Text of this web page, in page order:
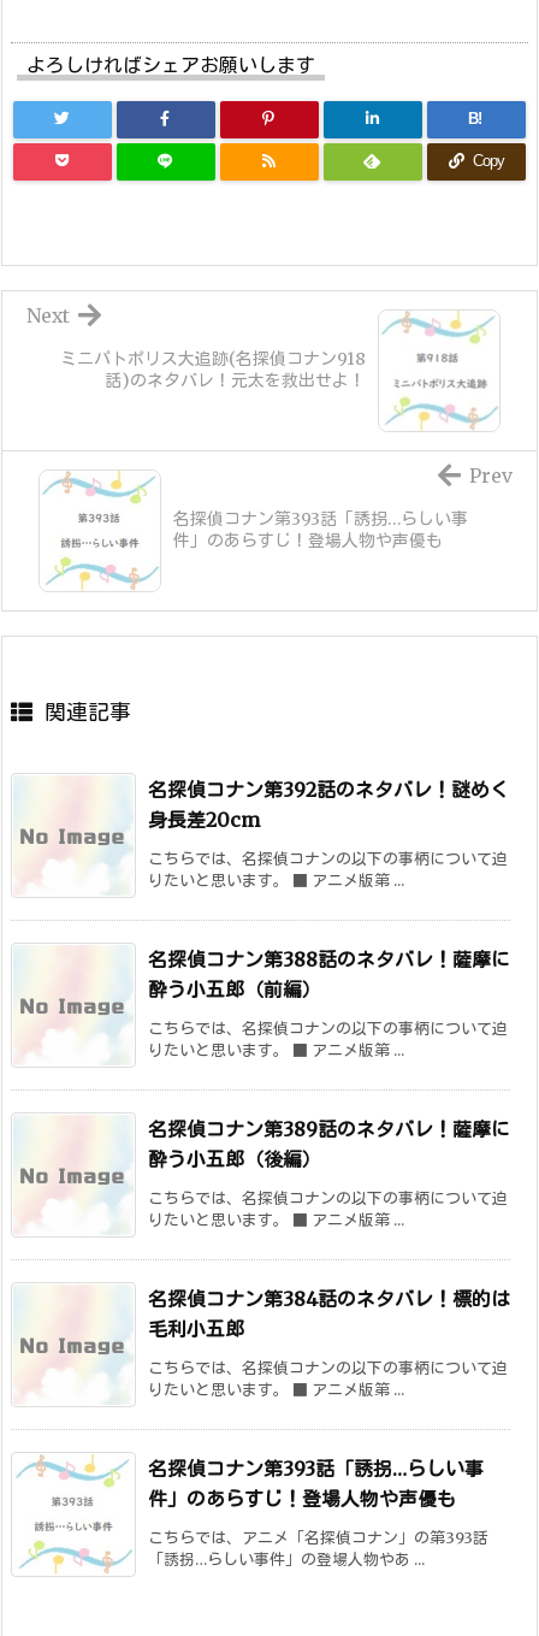
よろしければシェアお願いします
B!
Copy
ミニパトポリス大追跡(名探偵コナン918
話)のネタバレ！元太を救出せよ！
Next
名探偵コナン第393話「誘拐…らしい事
件」のあらすじ！登場人物や声優も
Prev
関連記事
名探偵コナン第392話のネタバレ！謎めく
身長差20cm
こちらでは、名探偵コナンの以下の事柄について迫
りたいと思います。 ■ アニメ版第 ...
名探偵コナン第388話のネタバレ！薩摩に
酔う小五郎（前編）
こちらでは、名探偵コナンの以下の事柄について迫
りたいと思います。 ■ アニメ版第 ...
名探偵コナン第389話のネタバレ！薩摩に
酔う小五郎（後編）
こちらでは、名探偵コナンの以下の事柄について迫
りたいと思います。 ■ アニメ版第 ...
名探偵コナン第384話のネタバレ！標的は
毛利小五郎
こちらでは、名探偵コナンの以下の事柄について迫
りたいと思います。 ■ アニメ版第 ...
名探偵コナン第393話「誘拐…らしい事
件」のあらすじ！登場人物や声優も
こちらでは、アニメ「名探偵コナン」の第393話
「誘拐…らしい事件」の登場人物やあ ...